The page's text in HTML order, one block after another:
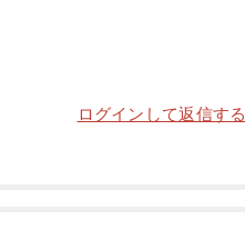
ログインして返信する